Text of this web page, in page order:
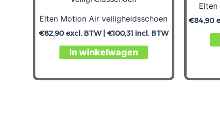
Elten Motion Air veiligheidsschoen
€82,90excl. BTW | €100,31incl. BTW
In winkelwagen
€84,90